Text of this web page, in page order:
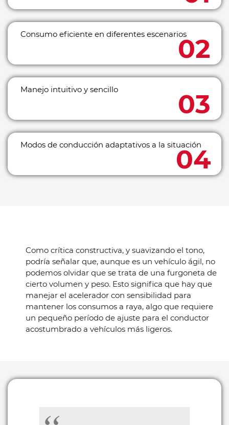
Consumo eficiente en diferentes escenarios
Manejo intuitivo y sencillo
Modos de conducción adaptativos a la situación
Como crítica constructiva, y suavizando el tono,
podría señalar que, aunque es un vehículo ágil, no
podemos olvidar que se trata de una furgoneta de
cierto volumen y peso. Esto significa que hay que
manejar el acelerador con sensibilidad para
mantener los consumos a raya, algo que requiere
un pequeño período de ajuste para el conductor
acostumbrado a vehículos más ligeros.